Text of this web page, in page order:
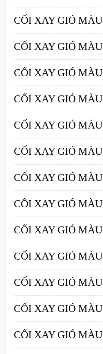
CỐI XAY GIÓ
CỐI XAY GIÓ
CỐI XAY GIÓ
CỐI XAY GIÓ
CỐI XAY GIÓ
CỐI XAY GIÓ
CỐI XAY GIÓ
CỐI XAY GIÓ
CỐI XAY GIÓ
CỐI XAY GIÓ
CỐI XAY GIÓ
CỐI XAY GIÓ
CỐI XAY GIÓ